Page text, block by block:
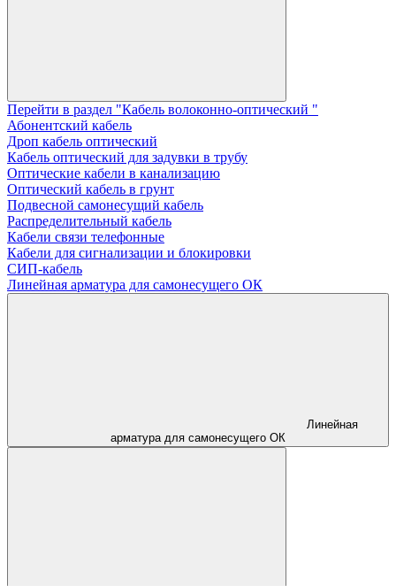
Перейти в раздел "Кабель волоконно-оптический "
Абонентский кабель
Дроп кабель оптический
Кабель оптический для задувки в трубу
Оптические кабели в канализацию
Оптический кабель в грунт
Подвесной самонесущий кабель
Распределительный кабель
Кабели связи телефонные
Кабели для сигнализации и блокировки
СИП-кабель
Линейная арматура для самонесущего ОК
Линейная
арматура для самонесущего ОК